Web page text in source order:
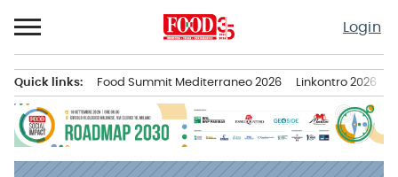
al
contenuto
Login
principale
Quick links: Food Summit Mediterraneo 2026 Linkontro 2026